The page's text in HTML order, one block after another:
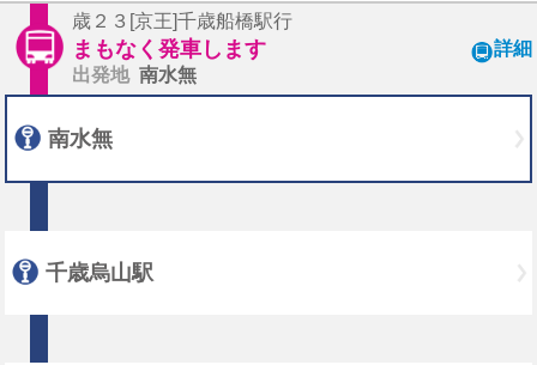
歳２３[京王]千歳船橋駅行
まもなく発車します
出発地 南水無
詳細
南水無
千歳烏山駅